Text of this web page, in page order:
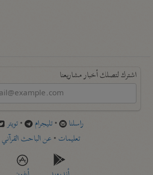
اشترك لتصلك أخبار مشاريعنا
راسلنا •تليجرام •تويتر
تعليمات •عن الباحث القرآني